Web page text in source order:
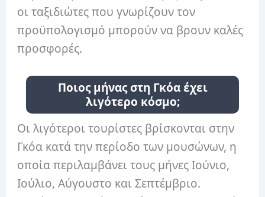
οι ταξιδιώτες που γνωρίζουν τον
προϋπολογισμό μπορούν να βρουν καλές
προσφορές.
Ποιος μήνας στη Γκόα έχει
λιγότερο κόσμο;
Οι λιγότεροι τουρίστες βρίσκονται στην
Γκόα κατά την περίοδο των μουσώνων, η
οποία περιλαμβάνει τους μήνες Ιούνιο,
Ιούλιο, Αύγουστο και Σεπτέμβριο.